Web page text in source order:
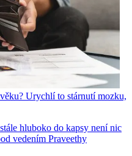
Urychlí to stárnutí mozku,
hluboko do kapsy není nic
vedením Praveethy